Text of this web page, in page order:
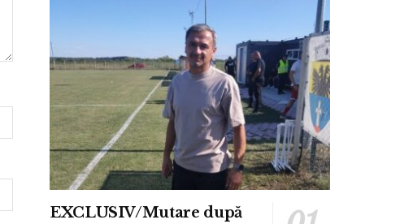
EXCLUSIV/Mutare după